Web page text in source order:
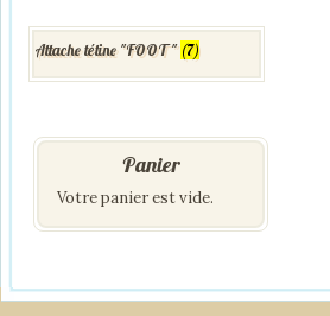
Attache tétine "FOOT "(7)
Panier
Votre panier est vide.